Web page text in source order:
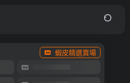
蝦皮精選賣場